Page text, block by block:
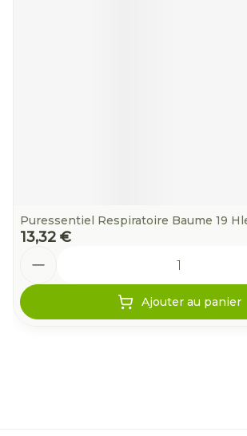
Puressentiel Respiratoire Baume 19
13,32 €
Ajouter au panier